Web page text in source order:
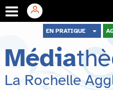
menu
contenu
recherche
EN PRATIQUE
Média
La Rochelle